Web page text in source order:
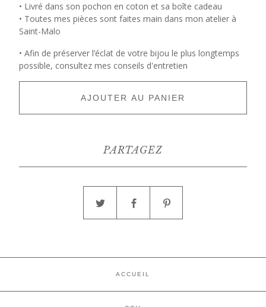
• Livré dans son pochon en coton et sa boîte cadeau
• Toutes mes pièces sont faites main dans mon atelier à
Saint-Malo
• Afin de préserver l’éclat de votre bijou le plus longtemps
possible, consultez mes conseils d'entretien
AJOUTER AU PANIER
PARTAGEZ
ACCUEIL